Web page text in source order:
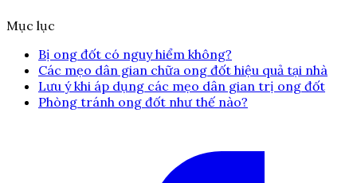
Mục lục
Bị ong đốt có nguy hiểm không?
Các mẹo dân gian chữa ong đốt hiệu quả tại nhà
Lưu ý khi áp dụng các mẹo dân gian trị ong đốt
Phòng tránh ong đốt như thế nào?